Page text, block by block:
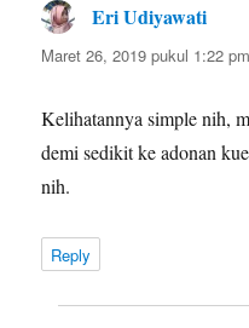
Eri Udiyawati
Maret 26, 2019 pukul 1:22 pm
Kelihatannya simple nih,
demi sedikit ke adonan
nih.
Reply